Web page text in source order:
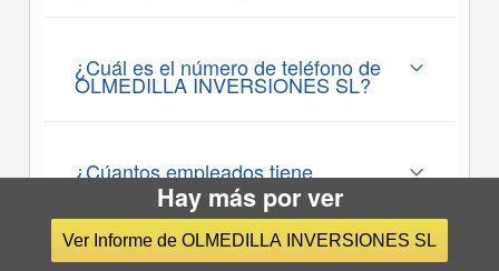
¿Cuál es el número de teléfono de
OLMEDILLA INVERSIONES SL?
¿Cúantos empleados tiene
OLMEDILLA INVERSIONES SL?
Hay más por ver
Ver Informe de OLMEDILLA INVERSIONES SL